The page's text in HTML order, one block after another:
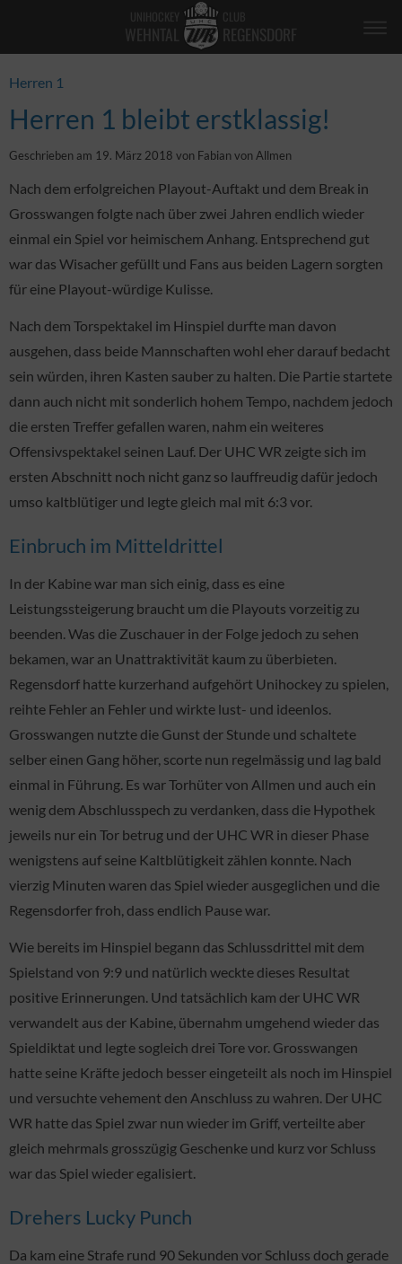
Herren 1
Herren 1 bleibt erstklassig!
Geschrieben am 19. März 2018 von Fabian von Allmen
Nach dem erfolgreichen Playout-Auftakt und dem Break in
Grosswangen folgte nach über zwei Jahren endlich wieder
einmal ein Spiel vor heimischem Anhang. Entsprechend gut
war das Wisacher gefüllt und Fans aus beiden Lagern sorgten
für eine Playout-würdige Kulisse.
Nach dem Torspektakel im Hinspiel durfte man davon
ausgehen, dass beide Mannschaften wohl eher darauf bedacht
sein würden, ihren Kasten sauber zu halten. Die Partie startete
dann auch nicht mit sonderlich hohem Tempo, nachdem jedoch
die ersten Treffer gefallen waren, nahm ein weiteres
Offensivspektakel seinen Lauf. Der UHC WR zeigte sich im
ersten Abschnitt noch nicht ganz so lauffreudig dafür jedoch
umso kaltblütiger und legte gleich mal mit 6:3 vor.
Einbruch im Mitteldrittel
In der Kabine war man sich einig, dass es eine
Leistungssteigerung braucht um die Playouts vorzeitig zu
beenden. Was die Zuschauer in der Folge jedoch zu sehen
bekamen, war an Unattraktivität kaum zu überbieten.
Regensdorf hatte kurzerhand aufgehört Unihockey zu spielen,
reihte Fehler an Fehler und wirkte lust- und ideenlos.
Grosswangen nutzte die Gunst der Stunde und schaltete
selber einen Gang höher, scorte nun regelmässig und lag bald
einmal in Führung. Es war Torhüter von Allmen und auch ein
wenig dem Abschlusspech zu verdanken, dass die Hypothek
jeweils nur ein Tor betrug und der UHC WR in dieser Phase
wenigstens auf seine Kaltblütigkeit zählen konnte. Nach
vierzig Minuten waren das Spiel wieder ausgeglichen und die
Regensdorfer froh, dass endlich Pause war.
Wie bereits im Hinspiel begann das Schlussdrittel mit dem
Spielstand von 9:9 und natürlich weckte dieses Resultat
positive Erinnerungen. Und tatsächlich kam der UHC WR
verwandelt aus der Kabine, übernahm umgehend wieder das
Spieldiktat und legte sogleich drei Tore vor. Grosswangen
hatte seine Kräfte jedoch besser eingeteilt als noch im Hinspiel
und versuchte vehement den Anschluss zu wahren. Der UHC
WR hatte das Spiel zwar nun wieder im Griff, verteilte aber
gleich mehrmals grosszügig Geschenke und kurz vor Schluss
war das Spiel wieder egalisiert.
Drehers Lucky Punch
Da kam eine Strafe rund 90 Sekunden vor Schluss doch gerade